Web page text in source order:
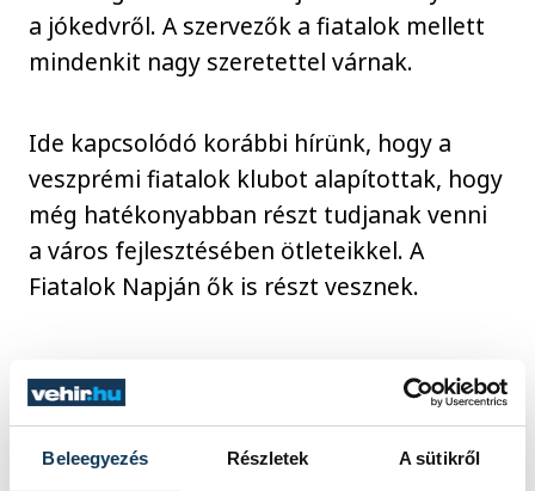
Beleegyezés Részletek A sütikről
a jókedvről. A szervezők a fiatalok mellett
mindenkit nagy szeretettel várnak.
Ide kapcsolódó korábbi hírünk, hogy a
veszprémi fiatalok klubot alapítottak, hogy
még hatékonyabban részt tudjanak venni
a város fejlesztésében ötleteikkel. A
Fiatalok Napján ők is részt vesznek.